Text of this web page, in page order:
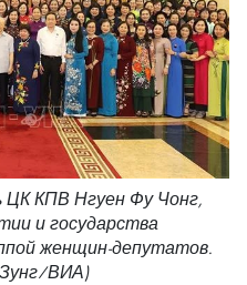
ЦК КПВ Нгуен Фу Чонг,
и государства
женщин-депутатов.
ВИА)